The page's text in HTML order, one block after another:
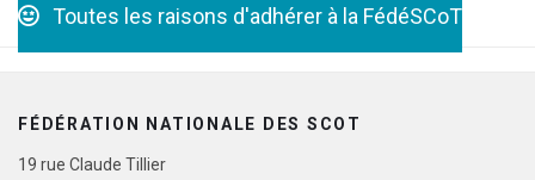
Toutes les raisons d'adhérer à la FédéSCoT
FÉDÉRATION NATIONALE DES SCOT
19 rue Claude Tillier